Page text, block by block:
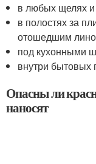
в любых щелях и
в полостях за
отошедшим
под кухонными
внутри бытовых
Опасны ли
наносят